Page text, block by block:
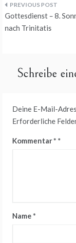
Gottesdienst – 8.
nach Trinitatis
Schreibe
Deine E-Mail-
Erforderliche
Kommentar*
Name *